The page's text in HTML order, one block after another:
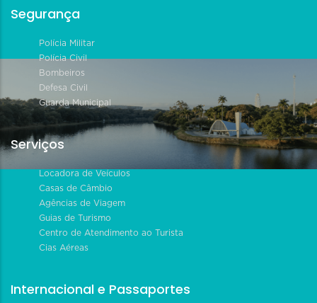
Segurança
Polícia Militar
Polícia Civil
Bombeiros
Defesa Civil
Guarda Municipal
Serviços
Locadora de Veículos
Casas de Câmbio
Agências de Viagem
Guias de Turismo
Centro de Atendimento ao Turista
Cias Aéreas
Internacional e Passaportes